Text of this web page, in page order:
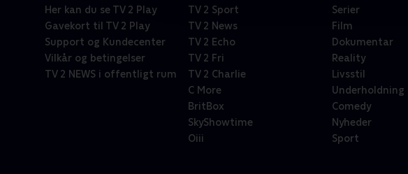
Her kan du se TV 2 Play
Gavekort til TV 2 Play
Support og Kundecenter
Vilkår og betingelser
TV 2 NEWS i offentligt rum
TV 2 Sport
TV 2 News
TV 2 Echo
TV 2 Fri
TV 2 Charlie
C More
BritBox
SkyShowtime
Oiii
Serier
Film
Dokumentar
Reality
Livsstil
Underholdning
Comedy
Nyheder
Sport